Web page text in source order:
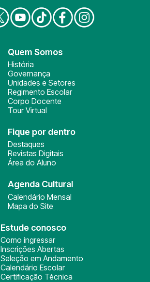
Quem Somos
História
Governança
Unidades e Setores
Regimento Escolar
Corpo Docente
Tour Virtual
Fique por dentro
Destaques
Revistas Digitais
Área do Aluno
Agenda Cultural
Calendário Mensal
Mapa do Site
Estude conosco
Como ingressar
Inscrições Abertas
Seleção em Andamento
Calendário Escolar
Certificação Técnica